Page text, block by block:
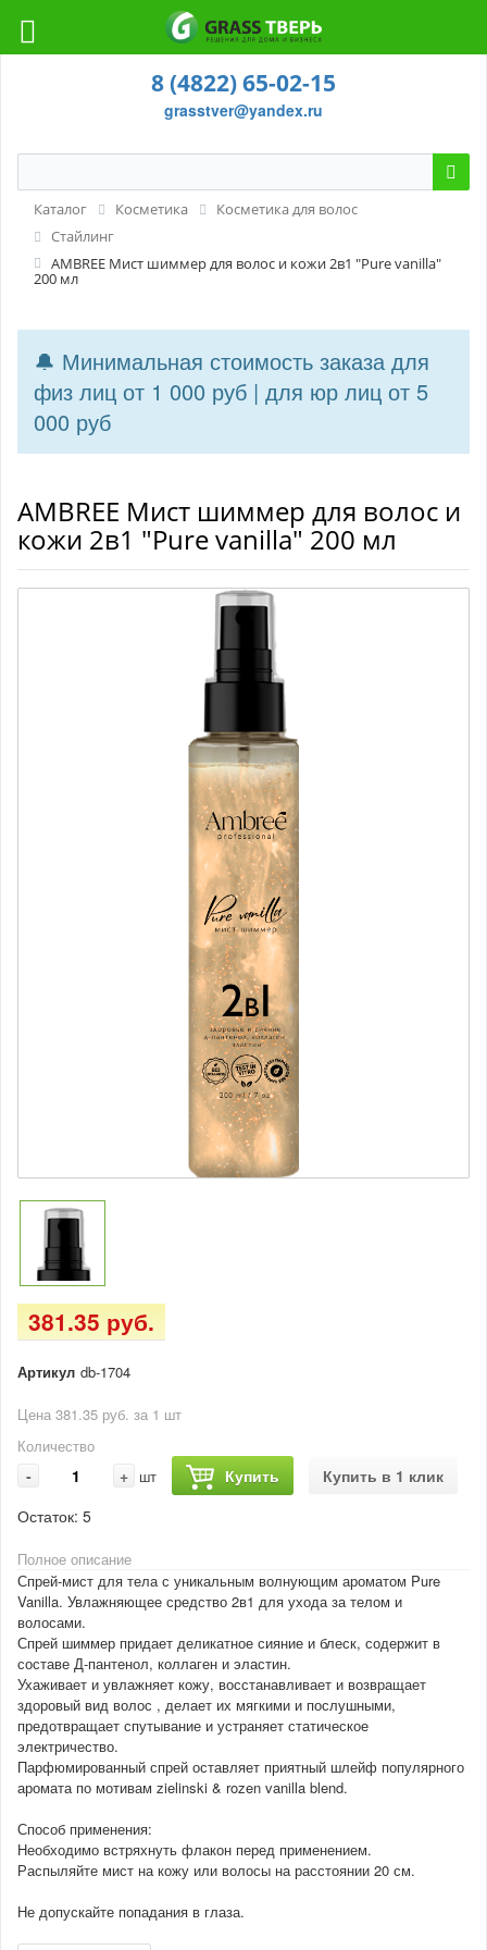
8 (4822) 65-02-15
grasstver@yandex.ru
Каталог Косметика
Косметика для волос
Стайлинг
AMBREE Мист шиммер для волос и кожи 2в1 "Pure vanilla"
200 мл
🔔 Минимальная стоимость заказа для
физ лиц от 1 000 руб | для юр лиц от 5
000 руб
AMBREE Мист шиммер для волос и
кожи 2в1 "Pure vanilla" 200 мл
381.35 руб.
Артикул db-1704
Цена 381.35 руб. за 1 шт
Количество
- + шт Купить
Купить в 1 клик
Остаток: 5
Полное описание
Спрей-мист для тела с уникальным волнующим ароматом Pure
Vanilla. Увлажняющее средство 2в1 для ухода за телом и
волосами.
Спрей шиммер придает деликатное сияние и блеск, содержит в
составе Д-пантенол, коллаген и эластин.
Ухаживает и увлажняет кожу, восстанавливает и возвращает
здоровый вид волос , делает их мягкими и послушными,
предотвращает спутывание и устраняет статическое
электричество.
Парфюмированный спрей оставляет приятный шлейф популярного
аромата по мотивам zielinski & rozen vanilla blend.
Способ применения:
Необходимо встряхнуть флакон перед применением.
Распыляйте мист на кожу или волосы на расстоянии 20 см.
Не допускайте попадания в глаза.